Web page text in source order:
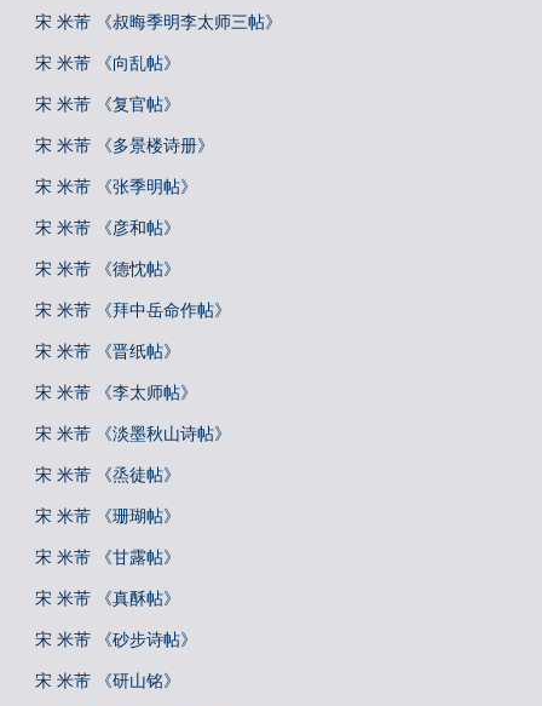
宋 米芾 《叔晦季明李太师三帖》
宋 米芾 《向乱帖》
宋 米芾 《复官帖》
宋 米芾 《多景楼诗册》
宋 米芾 《张季明帖》
宋 米芾 《彦和帖》
宋 米芾 《德忱帖》
宋 米芾 《拜中岳命作帖》
宋 米芾 《晋纸帖》
宋 米芾 《李太师帖》
宋 米芾 《淡墨秋山诗帖》
宋 米芾 《烝徒帖》
宋 米芾 《珊瑚帖》
宋 米芾 《甘露帖》
宋 米芾 《真酥帖》
宋 米芾 《砂步诗帖》
宋 米芾 《研山铭》